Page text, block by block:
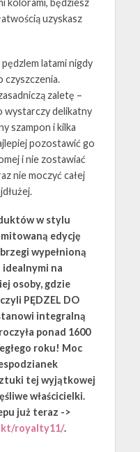
uzyskasz
latami nigdy
czyszczenia.
zaletę –
wystarczy delikatny
szampon i kilka
pozostawić go
i nie zostawiać
nie moczyć całej
w stylu
edycję
wypełnioną
na
osoby, gdzie
PĘDZEL DO
integralną
ponad 1600
roku! Moc
tej wyjątkowej
właścicielki.
już teraz ->
royalty11/.